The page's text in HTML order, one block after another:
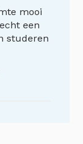
mooi
een
studeren